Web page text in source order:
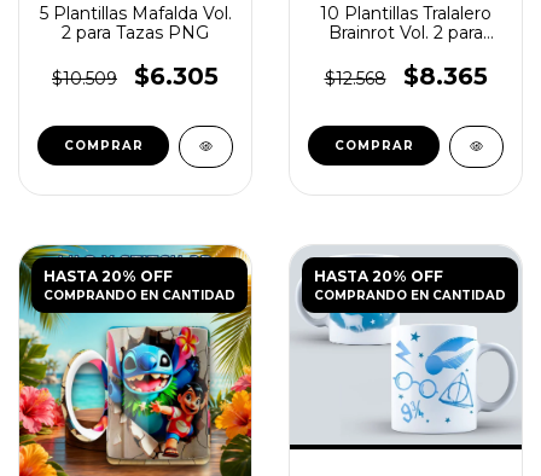
5 Plantillas Mafalda Vol.
2 para Tazas PNG
$10.509 $6.305
10 Plantillas Tralalero
Brainrot Vol. 2 para
$12.568
$8.365
HASTA 20% OFF
COMPRANDO EN CANTIDAD
HASTA 20% OFF
COMPRANDO EN CANTIDAD